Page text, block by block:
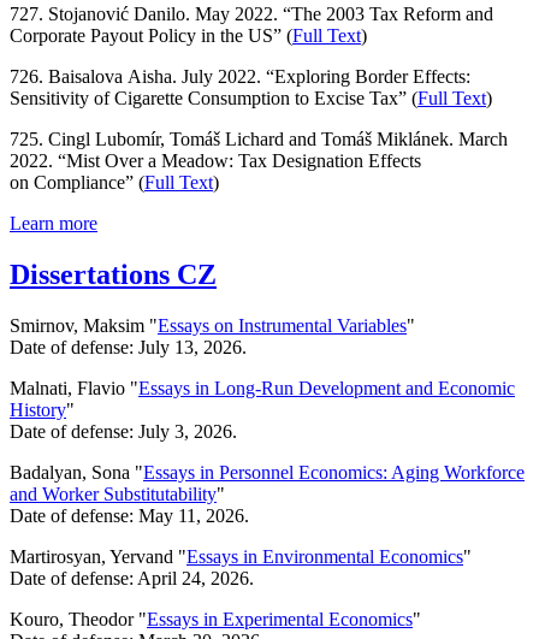
727. Stojanović Danilo. May 2022. “The 2003 Tax Reform and
Corporate Payout Policy in the US” (Full Text)
726. Baisalova Aisha. July 2022. “Exploring Border Effects:
Sensitivity of Cigarette Consumption to Excise Tax” (Full Text)
725. Cingl Lubomír, Tomáš Lichard and Tomáš Miklánek. March
2022. “Mist Over a Meadow: Tax Designation Effects
on Compliance” (Full Text)
Learn more
Dissertations CZ
Smirnov, Maksim "Essays on Instrumental Variables"
Date of defense: July 13, 2026.
Malnati, Flavio "Essays in Long-Run Development and Economic
History"
Date of defense: July 3, 2026.
Badalyan, Sona "Essays in Personnel Economics: Aging Workforce
and Worker Substitutability"
Date of defense: May 11, 2026.
Martirosyan, Yervand "Essays in Environmental Economics"
Date of defense: April 24, 2026.
Kouro, Theodor "Essays in Experimental Economics"